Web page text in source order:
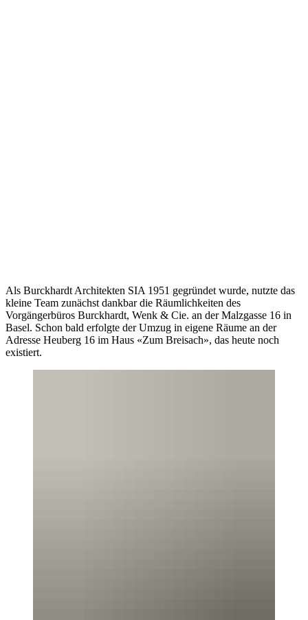
Als Burckhardt Architekten SIA 1951 gegründet wurde, nutzte das
kleine Team zunächst dankbar die Räumlichkeiten des
Vorgängerbüros Burckhardt, Wenk & Cie. an der Malzgasse 16 in
Basel. Schon bald erfolgte der Umzug in eigene Räume an der
Adresse Heuberg 16 im Haus «Zum Breisach», das heute noch
existiert.